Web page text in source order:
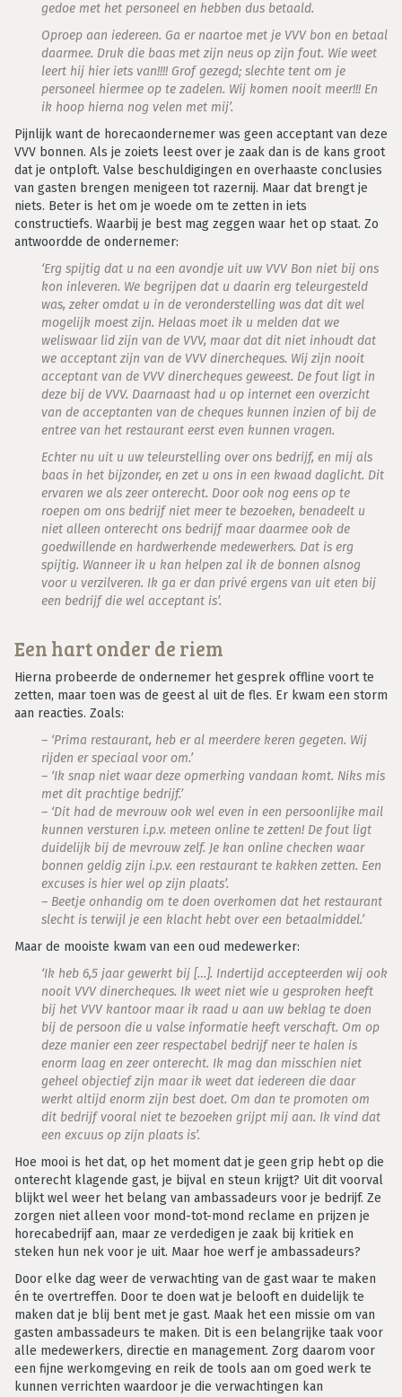
gedoe met het personeel en hebben dus betaald.
Oproep aan iedereen. Ga er naartoe met je VVV bon en betaal
daarmee. Druk die baas met zijn neus op zijn fout. Wie weet
leert hij hier iets van!!!! Grof gezegd; slechte tent om je
personeel hiermee op te zadelen. Wij komen nooit meer!!! En
ik hoop hierna nog velen met mij’.
Pijnlijk want de horecaondernemer was geen acceptant van deze
VVV bonnen. Als je zoiets leest over je zaak dan is de kans groot
dat je ontploft. Valse beschuldigingen en overhaaste conclusies
van gasten brengen menigeen tot razernij. Maar dat brengt je
niets. Beter is het om je woede om te zetten in iets
constructiefs. Waarbij je best mag zeggen waar het op staat. Zo
antwoordde de ondernemer:
‘Erg spijtig dat u na een avondje uit uw VVV Bon niet bij ons
kon inleveren. We begrijpen dat u daarin erg teleurgesteld
was, zeker omdat u in de veronderstelling was dat dit wel
mogelijk moest zijn. Helaas moet ik u melden dat we
weliswaar lid zijn van de VVV, maar dat dit niet inhoudt dat
we acceptant zijn van de VVV dinercheques. Wij zijn nooit
acceptant van de VVV dinercheques geweest. De fout ligt in
deze bij de VVV. Daarnaast had u op internet een overzicht
van de acceptanten van de cheques kunnen inzien of bij de
entree van het restaurant eerst even kunnen vragen.
Echter nu uit u uw teleurstelling over ons bedrijf, en mij als
baas in het bijzonder, en zet u ons in een kwaad daglicht. Dit
ervaren we als zeer onterecht. Door ook nog eens op te
roepen om ons bedrijf niet meer te bezoeken, benadeelt u
niet alleen onterecht ons bedrijf maar daarmee ook de
goedwillende en hardwerkende medewerkers. Dat is erg
spijtig. Wanneer ik u kan helpen zal ik de bonnen alsnog
voor u verzilveren. Ik ga er dan privé ergens van uit eten bij
een bedrijf die wel acceptant is’.
Een hart onder de riem
Hierna probeerde de ondernemer het gesprek offline voort te
zetten, maar toen was de geest al uit de fles. Er kwam een storm
aan reacties. Zoals:
– ‘Prima restaurant, heb er al meerdere keren gegeten. Wij
rijden er speciaal voor om.’
– ‘Ik snap niet waar deze opmerking vandaan komt. Niks mis
met dit prachtige bedrijf.’
– ‘Dit had de mevrouw ook wel even in een persoonlijke mail
kunnen versturen i.p.v. meteen online te zetten! De fout ligt
duidelijk bij de mevrouw zelf. Je kan online checken waar
bonnen geldig zijn i.p.v. een restaurant te kakken zetten. Een
excuses is hier wel op zijn plaats’.
– Beetje onhandig om te doen overkomen dat het restaurant
slecht is terwijl je een klacht hebt over een betaalmiddel.’
Maar de mooiste kwam van een oud medewerker:
‘Ik heb 6,5 jaar gewerkt bij […]. Indertijd accepteerden wij ook
nooit VVV dinercheques. Ik weet niet wie u gesproken heeft
bij het VVV kantoor maar ik raad u aan uw beklag te doen
bij de persoon die u valse informatie heeft verschaft. Om op
deze manier een zeer respectabel bedrijf neer te halen is
enorm laag en zeer onterecht. Ik mag dan misschien niet
geheel objectief zijn maar ik weet dat iedereen die daar
werkt altijd enorm zijn best doet. Om dan te promoten om
dit bedrijf vooral niet te bezoeken grijpt mij aan. Ik vind dat
een excuus op zijn plaats is’.
Hoe mooi is het dat, op het moment dat je geen grip hebt op die
onterecht klagende gast, je bijval en steun krijgt? Uit dit voorval
blijkt wel weer het belang van ambassadeurs voor je bedrijf. Ze
zorgen niet alleen voor mond-tot-mond reclame en prijzen je
horecabedrijf aan, maar ze verdedigen je zaak bij kritiek en
steken hun nek voor je uit. Maar hoe werf je ambassadeurs?
Door elke dag weer de verwachting van de gast waar te maken
én te overtreffen. Door te doen wat je belooft en duidelijk te
maken dat je blij bent met je gast. Maak het een missie om van
gasten ambassadeurs te maken. Dit is een belangrijke taak voor
alle medewerkers, directie en management. Zorg daarom voor
een fijne werkomgeving en reik de tools aan om goed werk te
kunnen verrichten waardoor je die verwachtingen kan